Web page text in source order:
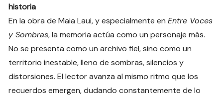
historia
En la obra de Maia Laui, y especialmente enEntre Voces
y Sombras, la memoria actúa como un personaje más.
No se presenta como un archivo fiel, sino como un
territorio inestable, lleno de sombras, silencios y
distorsiones. El lector avanza al mismo ritmo que los
recuerdos emergen, dudando constantemente de lo